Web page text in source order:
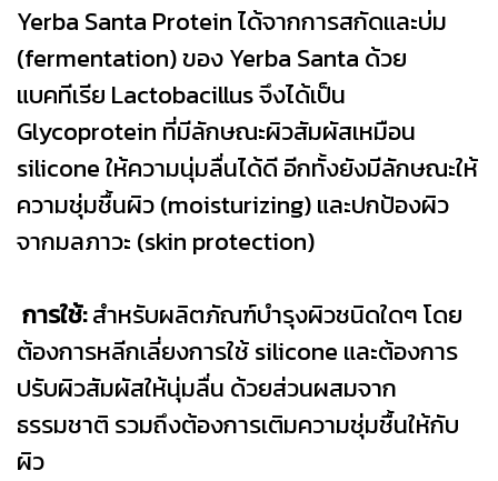
Yerba Santa Protein ได้จากการสกัดและบ่ม
(fermentation) ของ Yerba Santa ด้วย
แบคทีเรีย Lactobacillus จึงได้เป็น
Glycoprotein ที่มีลักษณะผิวสัมผัสเหมือน
silicone ให้ความนุ่มลื่นได้ดี อีกทั้งยังมีลักษณะให้
ความชุ่มชื้นผิว (moisturizing) และปกป้องผิว
จากมลภาวะ (skin protection)
การใช้:สำหรับผลิตภัณฑ์บำรุงผิวชนิดใดๆ โดย
ต้องการหลีกเลี่ยงการใช้ silicone และต้องการ
ปรับผิวสัมผัสให้นุ่มลื่น ด้วยส่วนผสมจาก
ธรรมชาติ รวมถึงต้องการเติมความชุ่มชื้นให้กับ
ผิว